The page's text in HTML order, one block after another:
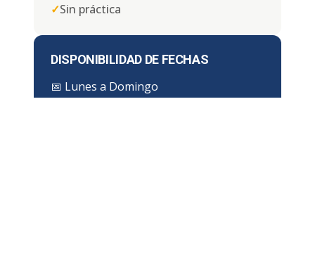
✓Sin práctica
DISPONIBILIDAD DE FECHAS
📅 Lunes a Domingo